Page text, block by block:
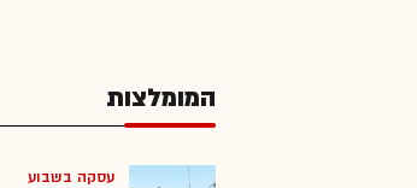
המומלצות
עסקה בשבוע